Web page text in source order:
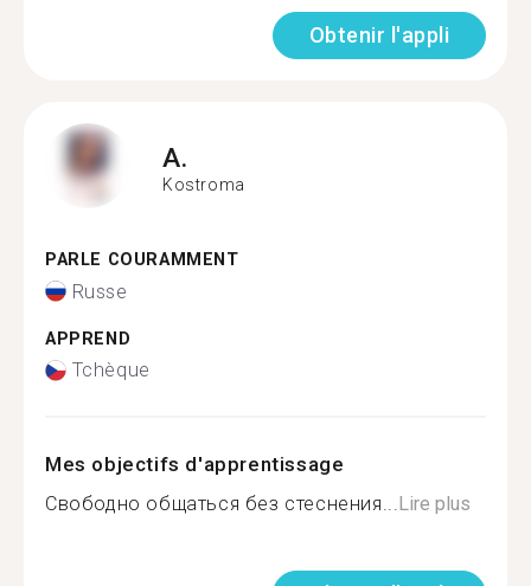
Obtenir l'appli
A.
Kostroma
PARLE COURAMMENT
Russe
APPREND
Tchèque
Mes objectifs d'apprentissage
Свободно общаться без стеснения...Lire plus